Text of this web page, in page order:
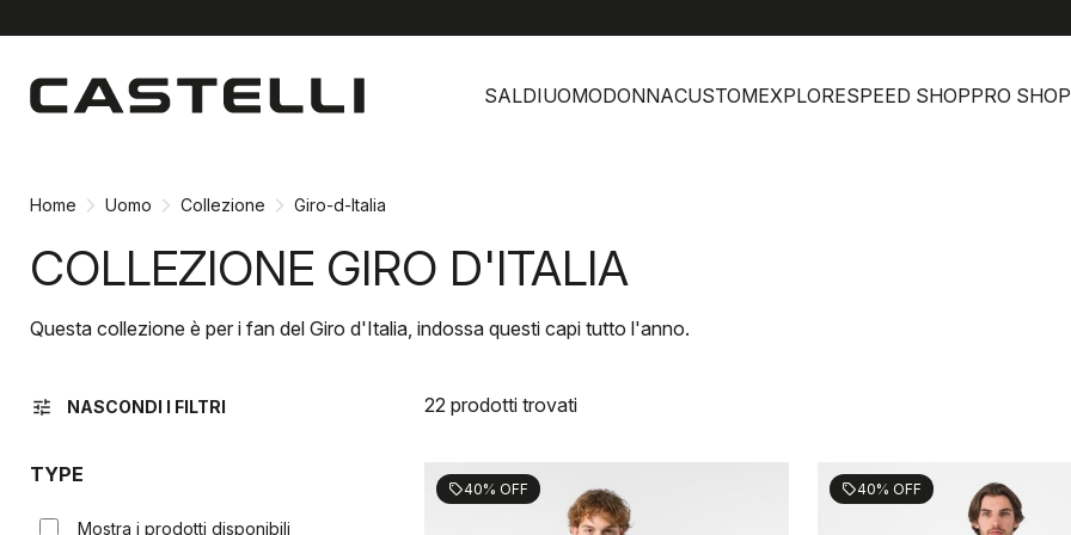
contenuto
navigazione
SALDIUOMODONNACUSTOMEXPLORESPEED SHOPPRO SHOP
Home Uomo Collezione Giro-d-Italia
COLLEZIONE GIRO D'ITALIA
Questa collezione è per i fan del Giro d'Italia, indossa questi capi tutto l'anno.
tune NASCONDI I FILTRI 22 prodotti trovati
TYPE
Mostra i prodotti disponibili
sell40% OFF sell40% OFF